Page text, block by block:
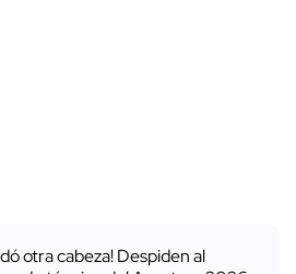
otra cabeza! Despiden al